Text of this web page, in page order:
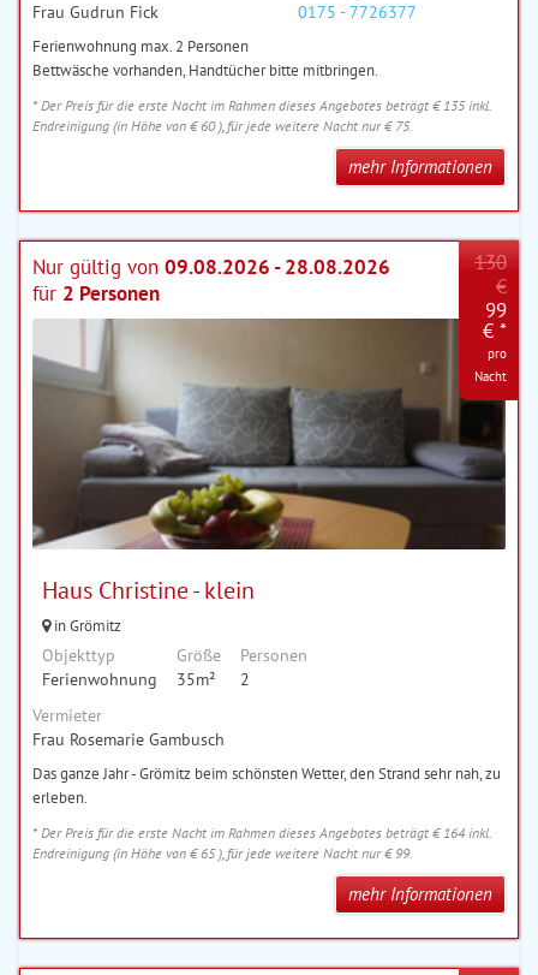
Frau Gudrun Fick
0175 - 7726377
Ferienwohnung max. 2 Personen
Bettwäsche vorhanden, Handtücher bitte mitbringen.
* Der Preis für die erste Nacht im Rahmen dieses Angebotes beträgt € 135 inkl.
Endreinigung (in Höhe von € 60 ), für jede weitere Nacht nur € 75.
mehr Informationen
Nur gültig von 09.08.2026 - 28.08.2026
für 2 Personen
Haus Christine - klein
in Grömitz
Objekttyp
Ferienwohnung
Größe
35m²
Personen
2
130
€
99
€ *
pro
Nacht
Vermieter
Frau Rosemarie Gambusch
Das ganze Jahr - Grömitz beim schönsten Wetter, den Strand sehr nah, zu
erleben.
* Der Preis für die erste Nacht im Rahmen dieses Angebotes beträgt € 164 inkl.
Endreinigung (in Höhe von € 65 ), für jede weitere Nacht nur € 99.
mehr Informationen